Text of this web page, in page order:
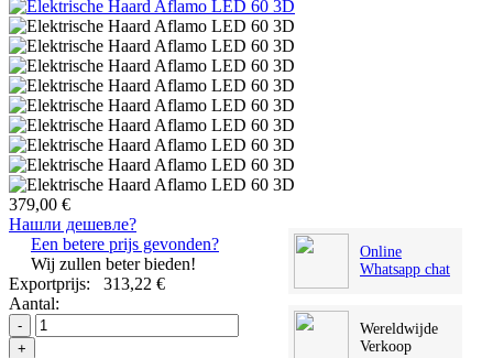
379,00 €
Нашли дешевле?
Een betere prijs gevonden?
Wij zullen beter bieden!
Exportprijs:
313,22 €
Aantal:
-
+
Online
Whatsapp chat
Wereldwijde
Verkoop